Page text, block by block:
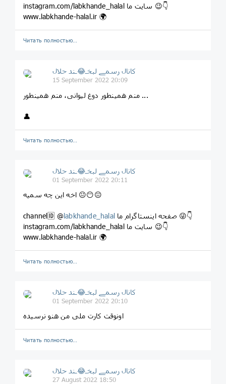
instagram.com/labkhande_halal سایت ما 😉👇
www.labkhande-halal.ir 🌍
Читать полностью…
کانال رسمے لبخـ😂ـند حلال
15 September 2022 20:09
منم همینطور دوغ لیوانی، منم همینطور ...
👤
Читать полностью…
کانال رسمے لبخـ😂ـند حلال
01 September 2022 20:11
اخه این چه سمیه 😐😶😐
channel🆔 @ labkhande_halal
instagram.com/labkhande_halal سایت ما 😉👇
www.labkhande-halal.ir 🌍
Читать полностью…
کانال رسمے لبخـ😂ـند حلال
01 September 2022 20:10
اونوقت کارت ملی من هنو نرسیده
Читать полностью…
کانال رسمے لبخـ😂ـند حلال
27 August 2022 18:50